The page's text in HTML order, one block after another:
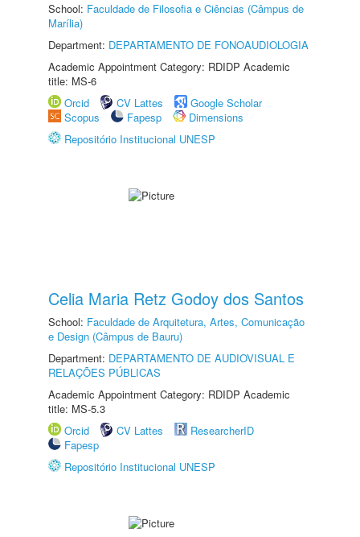
School: Faculdade de Filosofia e Ciências (Câmpus de
Marília)
Department: DEPARTAMENTO DE FONOAUDIOLOGIA
Academic Appointment Category: RDIDP Academic
title: MS-6
Orcid
CV Lattes
Google Scholar
Scopus
Fapesp
Dimensions
Repositório Institucional UNESP
Celia Maria Retz Godoy dos Santos
School: Faculdade de Arquitetura, Artes, Comunicação
e Design (Câmpus de Bauru)
Department: DEPARTAMENTO DE AUDIOVISUAL E
RELAÇÕES PÚBLICAS
Academic Appointment Category: RDIDP Academic
title: MS-5.3
Orcid
CV Lattes
ResearcherID
Fapesp
Repositório Institucional UNESP